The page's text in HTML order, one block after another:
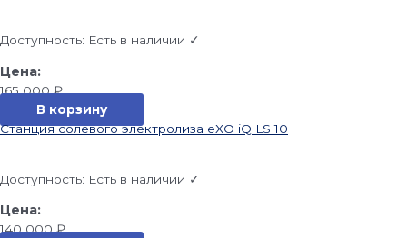
Доступность: Есть в наличии ✓
165 000₽
В корзину
Станция солевого электролиза eXO iQ LS 10
Доступность: Есть в наличии ✓
140 000₽